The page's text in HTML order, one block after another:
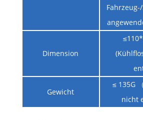
Dimension
Gewicht
≤ 135G
nicht